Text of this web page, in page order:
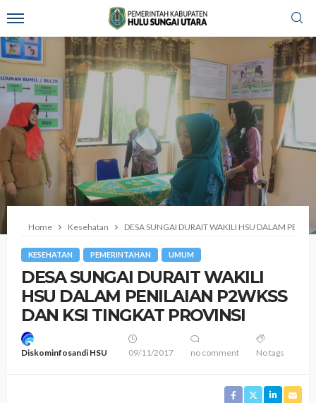
Home Kesehatan DESA SUNGAI DURAIT WAKILI HSU DALAM
KESEHATAN PEMERINTAHAN UMUM
DESA SUNGAI DURAIT WAKILI
HSU DALAM PENILAIAN P2WKSS
DAN KSI TINGKAT PROVINSI
Diskominfosandi HSU 09/11/2017 no comment No tags